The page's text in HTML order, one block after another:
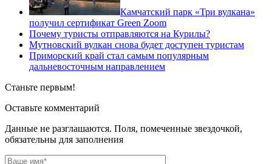
Камчатский парк «Три вулкана»
получил сертификат Green Zoom
Почему туристы отправляются на Курилы?
Мутновский вулкан снова будет доступен туристам
Приморский край стал самым популярным
дальневосточным направлением
Станьте первым!
Оставьте комментарий
Данные не разглашаются. Поля, помеченные звездочкой,
обязательны для заполнения